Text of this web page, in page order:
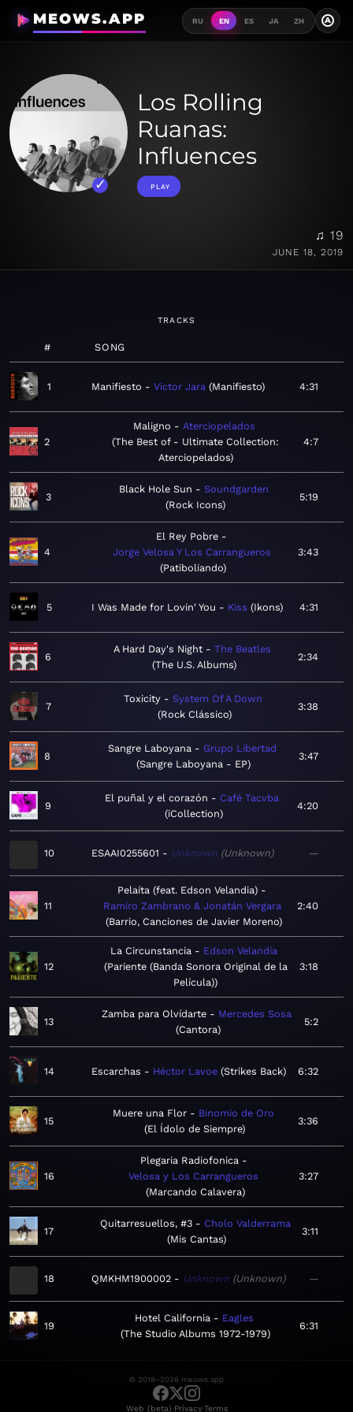
MEOWS.APP RU EN ES JA ZH A
Los Rolling
Ruanas:
Influences
PLAY
♫ 19
JUNE 18, 2019
TRACKS
# SONG
1 Manifiesto Victor Jara Manifiesto 4:31
2
Maligno
Aterciopelados
The Best of - Ultimate Collection:
Aterciopelados
4:7
3
Black Hole Sun
Soundgarden
Rock Icons
5:19
4
El Rey Pobre
Jorge Velosa Y Los Carrangueros
Patiboliando
3:43
5 I Was Made for Lovin' You Kiss Ikons 4:31
6
A Hard Day's Night
The Beatles
The U.S. Albums
2:34
7
Toxicity
System Of A Down
Rock Clássico
3:38
8
Sangre Laboyana
Grupo Libertad
Sangre Laboyana - EP
3:47
9
El puñal y el corazón
Café Tacvba
iCollection
4:20
10 ESAAI0255601 Unknown Unknown —
11
Pelaíta (feat. Edson Velandia)
Ramiro Zambrano & Jonatán Vergara
Barrio, Canciones de Javier Moreno
2:40
12
La Circunstancia
Edson Velandia
Pariente (Banda Sonora Original de la
Película)
3:18
13
Zamba para Olvídarte
Mercedes Sosa
Cantora
5:2
14 Escarchas Héctor Lavoe Strikes Back 6:32
15
Muere una Flor
Binomio de Oro
El Ídolo de Siempre
3:36
16
Plegaria Radiofonica
Velosa y Los Carrangueros
Marcando Calavera
3:27
17
Quitarresuellos, #3
Cholo Valderrama
Mis Cantas
3:11
18 QMKHM1900002 Unknown Unknown —
19
Hotel California
Eagles
The Studio Albums 1972-1979
6:31
© 2019–2026 meows.app
Web (beta)·Privacy·Terms